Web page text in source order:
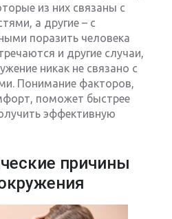
из них связаны с
а другие – с
поразить человека
и другие случаи,
никак не связано с
Понимание факторов,
поможет быстрее
эффективную
причины